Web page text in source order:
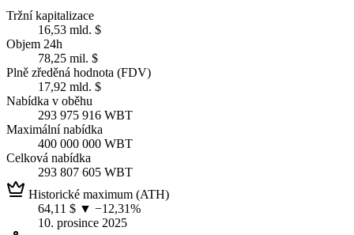
Tržní kapitalizace
16,53 mld. $
Objem 24h
78,25 mil. $
Plně zředěná hodnota (FDV)
17,92 mld. $
Nabídka v oběhu
293 975 916 WBT
Maximální nabídka
400 000 000 WBT
Celková nabídka
293 807 605 WBT
Historické maximum (ATH)
64,11 $ ▼ −12,31%
10. prosince 2025